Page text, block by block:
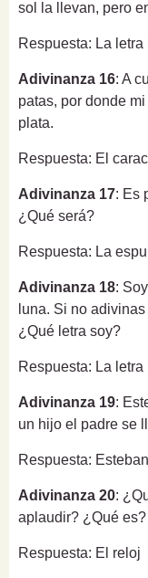
sol la llevan, pero
Respuesta: La letra
Adivinanza 16: A
patas, por donde
plata.
Respuesta: El
Adivinanza 17: Es
¿Qué será?
Respuesta: La
Adivinanza 18:
luna. Si no
¿Qué letra soy?
Respuesta: La letra
Adivinanza 19:
un hijo el padre se
Respuesta: Esteban
Adivinanza 20:
aplaudir? ¿Qué es?
Respuesta: El reloj